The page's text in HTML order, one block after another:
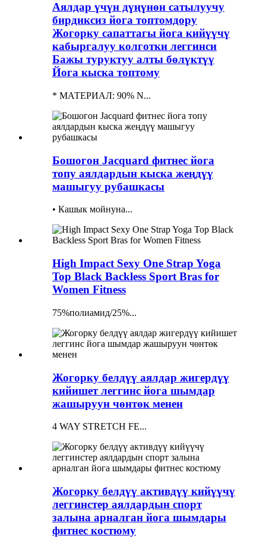
Аялдар үчүн дүңүнөн сатылуучу
бирдиксиз йога топтомдору
Жогорку сапаттагы йога кийүүчү
кабыргалуу колготки леггинси
Бажы туруктуу алты бөлүктүү
Йога кыска топтому
* МАТЕРИАЛ: 90% N...
Бошогон Jacquard фитнес йога
топу аялдардын кыска жеңдүү
машыгуу рубашкасы
• Кашык мойнуна...
High Impact Sexy One Strap Yoga
Top Black Backless Sport Bras for
Women Fitness
75%полиамид/25%...
Жогорку белдүү аялдар жигердүү
кийишет леггинс йога шымдар
жашыруун чөнтөк менен
4 WAY STRETCH FE...
Жогорку белдүү активдүү кийүүчү
леггинстер аялдардын спорт
залына арналган йога шымдары
фитнес костюму